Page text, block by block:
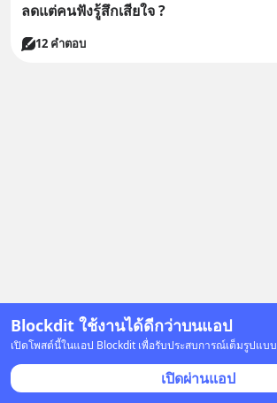
Blockdit ใช้งานได้ดีกว่าบนแอป
เปิดโพสต์นี้ในแอป Blockdit เพื่อรับประสบการณ์เต็มรูปแบบ
เปิดผ่านแอป
ลดแต่คนฟังรู้สึกเสียใจ ?
12 คำตอบ